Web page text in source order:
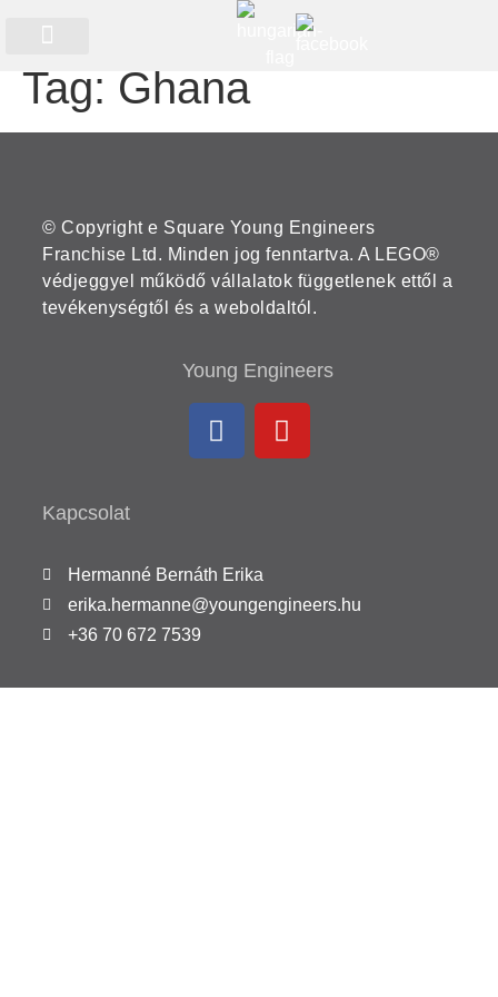
Tag: Ghana
© Copyright e Square Young Engineers
Franchise Ltd. Minden jog fenntartva. A LEGO®
védjeggyel működő vállalatok függetlenek ettől a
tevékenységtől és a weboldaltól.
Young Engineers
Kapcsolat
Hermanné Bernáth Erika
erika.hermanne@youngengineers.hu
+36 70 672 7539